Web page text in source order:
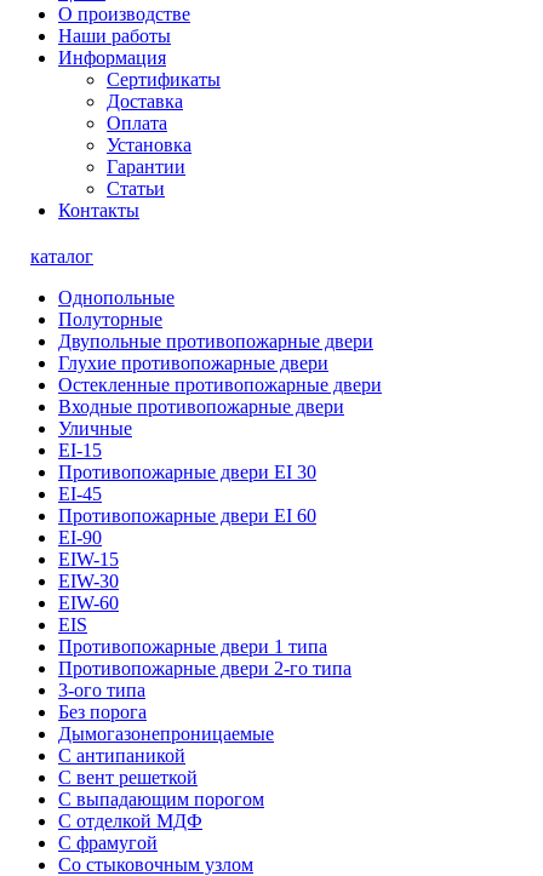
О производстве
Наши работы
Информация
Сертификаты
Доставка
Оплата
Установка
Гарантии
Статьи
Контакты
каталог
Однопольные
Полуторные
Двупольные противопожарные двери
Глухие противопожарные двери
Остекленные противопожарные двери
Входные противопожарные двери
Уличные
EI-15
Противопожарные двери EI 30
EI-45
Противопожарные двери EI 60
EI-90
EIW-15
EIW-30
EIW-60
EIS
Противопожарные двери 1 типа
Противопожарные двери 2-го типа
3-ого типа
Без порога
Дымогазонепроницаемые
С антипаникой
С вент решеткой
С выпадающим порогом
С отделкой МДФ
С фрамугой
Со стыковочным узлом